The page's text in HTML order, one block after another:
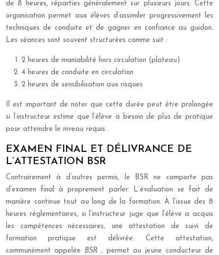
de 8 heures, réparties généralement sur plusieurs jours. Cette
organisation permet aux élèves d’assimiler progressivement les
techniques de conduite et de gagner en confiance au guidon.
Les séances sont souvent structurées comme suit :
2 heures de maniabilité hors circulation (plateau)
4 heures de conduite en circulation
2 heures de sensibilisation aux risques
Il est important de noter que cette durée peut être prolongée
si l’instructeur estime que l’élève a besoin de plus de pratique
pour atteindre le niveau requis.
EXAMEN FINAL ET DÉLIVRANCE DE
L’ATTESTATION BSR
Contrairement à d’autres permis, le BSR ne comporte pas
d’examen final à proprement parler. L’évaluation se fait de
manière continue tout au long de la formation. À l’issue des 8
heures réglementaires, si l’instructeur juge que l’élève a acquis
les compétences nécessaires, une attestation de suivi de
formation pratique est délivrée. Cette attestation,
communément appelée BSR, permet au jeune conducteur de